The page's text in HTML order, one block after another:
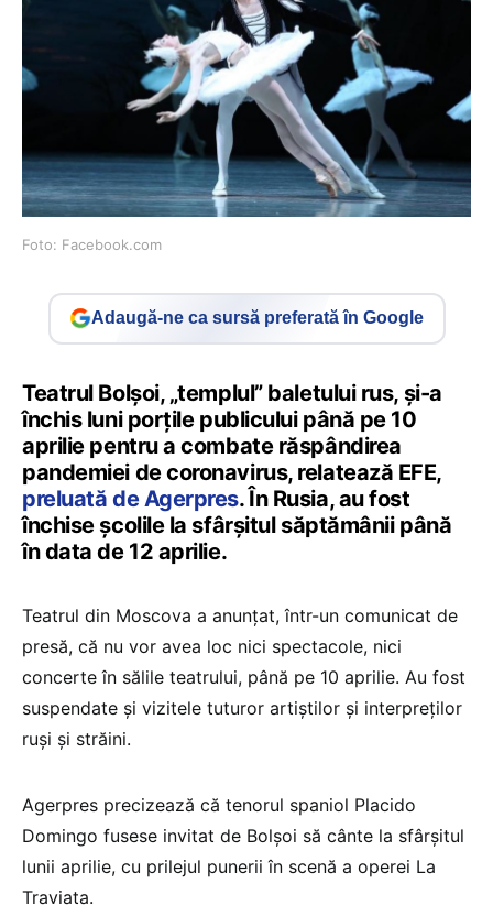
Foto: Facebook.com
Adaugă-ne ca sursă preferată în Google
Teatrul Bolşoi, „templul” baletului rus, şi-a
închis luni porţile publicului până pe 10
aprilie pentru a combate răspândirea
pandemiei de coronavirus, relatează EFE,
preluată de Agerpres. În Rusia, au fost
închise şcolile la sfârşitul săptămânii până
în data de 12 aprilie.
Teatrul din Moscova a anunțat, într-un comunicat de
presă, că nu vor avea loc nici spectacole, nici
concerte în sălile teatrului, până pe 10 aprilie. Au fost
suspendate și vizitele tuturor artiştilor şi interpreţilor
ruşi şi străini.
Agerpres precizează că tenorul spaniol Placido
Domingo fusese invitat de Bolşoi să cânte la sfârşitul
lunii aprilie, cu prilejul punerii în scenă a operei La
Traviata.